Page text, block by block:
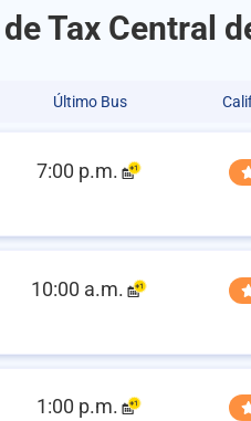
Tax Central
Último Bus
7:00 p.m.
10:00 a.m.
1:00 p.m.